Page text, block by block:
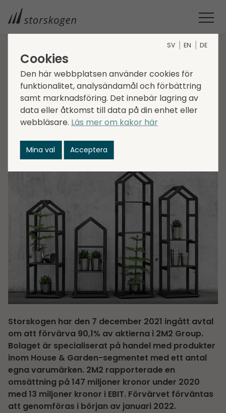
STORSKOGEN
STORSKOGEN FÖRVÄRVAR 2M2 GROUP
Storskogen förvärvar
2M2 Group
2021-12-08
Transactions, Trade
Storskogen har den 7 december 2021 ingått avtal
om att förvärva 90,1% av aktierna i 2M2 Group.
Bolaget är specialiserat på handel med produkter
inom House & Garden-segmentet med ett antal
egna varumärken. 2M2 rapporterade en
omsättning på 147 miljoner kronor under 2020
med 13 miljoner kronor i EBIT. Förvärvet förväntas
att genomföras i början av januari 2022.
SV EN DE
Cookies
Den här webbplatsen använder cookies för
funktionalitet, analysändamål och förbättring
samt marknadsföring. Det innebär lagring av
data eller åtkomst till data på din enhet eller
webbläsare. Läs mer om kakor här
Mina val Acceptera